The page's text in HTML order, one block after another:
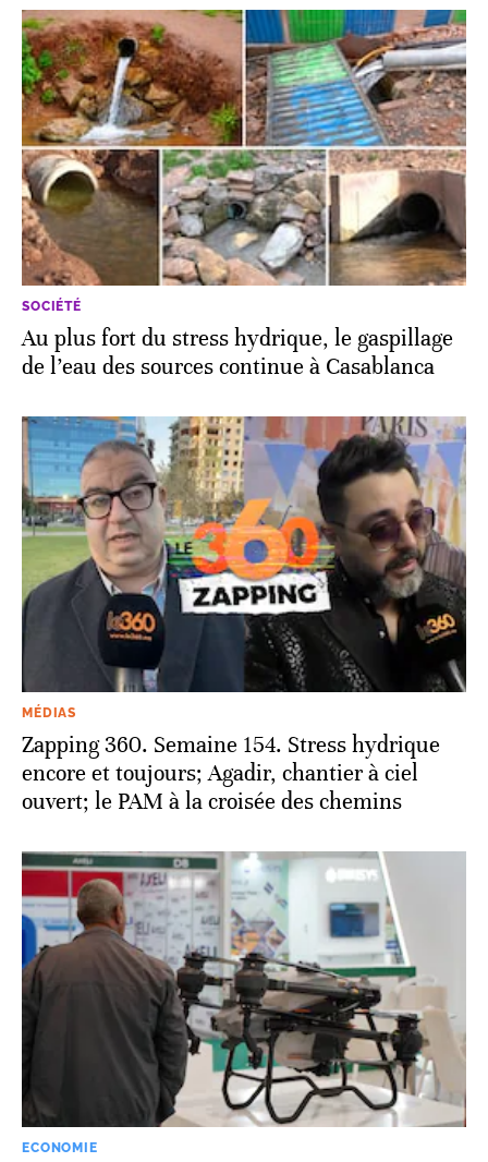
SOCIÉTÉ
Au plus fort du stress hydrique, le gaspillage
de l’eau des sources continue à Casablanca
MÉDIAS
Zapping 360. Semaine 154. Stress hydrique
encore et toujours; Agadir, chantier à ciel
ouvert; le PAM à la croisée des chemins
ECONOMIE